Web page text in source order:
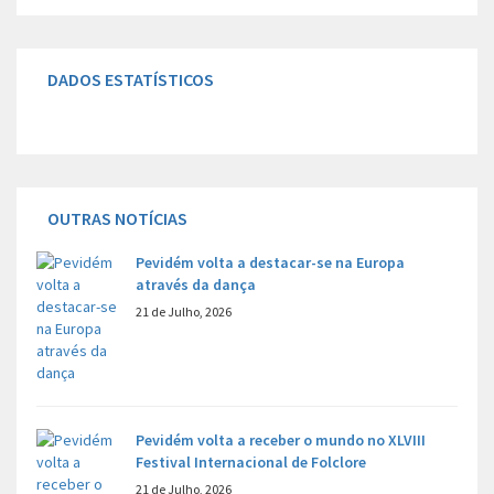
DADOS ESTATÍSTICOS
OUTRAS NOTÍCIAS
Pevidém volta a destacar-se na Europa
através da dança
21 de Julho, 2026
Pevidém volta a receber o mundo no XLVIII
Festival Internacional de Folclore
21 de Julho, 2026